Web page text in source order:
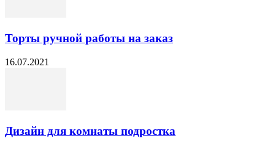
Торты ручной работы на заказ
16.07.2021
Дизайн для комнаты подростка